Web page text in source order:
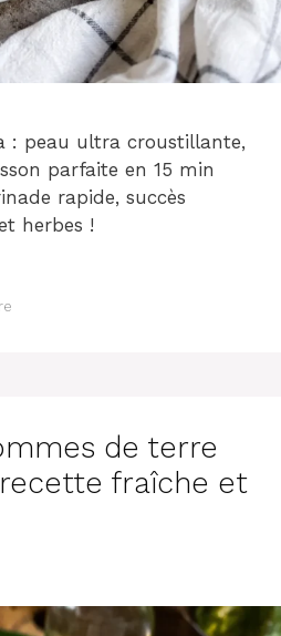
: peau ultra croustillante,
parfaite en 15 min
rapide, succès
herbes !
de terre
fraîche et